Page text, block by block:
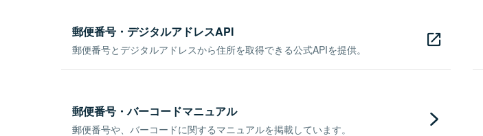
郵便番号・デジタルアドレスAPI
郵便番号とデジタルアドレスから住所を取得できる公式APIを提供。
郵便番号・バーコードマニュアル
郵便番号や、バーコードに関するマニュアルを掲載しています。